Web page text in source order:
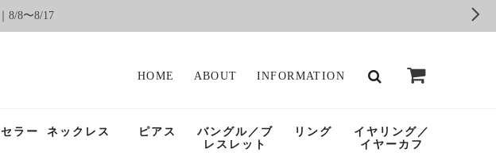
8/8〜8/17
HOME ABOUT INFORMATION
ラー ネックレス ピアス
バングル／ブ
レスレット
リング
イヤリング／
イヤーカフ